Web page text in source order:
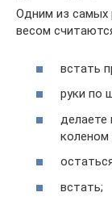
Одним из самых
весом
встать
руки по
делаете
коленом
встать;